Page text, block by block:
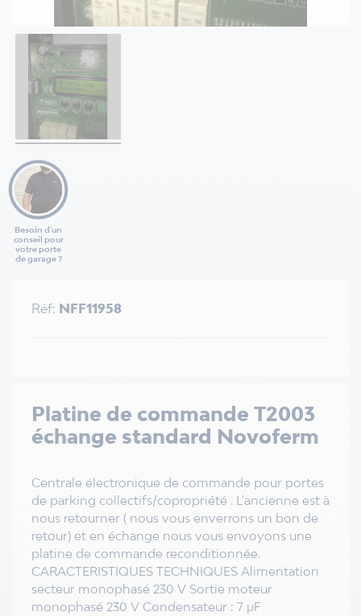
Besoin d'un
conseil pour
votre porte
de garage ?
Platine de commande T2003
échange standard Novoferm
Centrale électronique de commande pour portes
de parking collectifs/copropriété . L'ancienne est à
nous retourner ( nous vous enverrons un bon de
retour) et en échange nous vous envoyons une
platine de commande reconditionnée.
CARACTERISTIQUES TECHNIQUES Alimentation
secteur monophasé 230 V Sortie moteur
monophasé 230 V Condensateur : 7 μF
Réf: NFF11958